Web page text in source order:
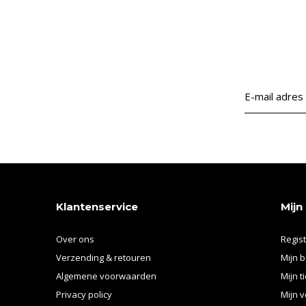
Klantenservice
Over ons
Verzending & retouren
Algemene voorwaarden
Privacy policy
Mijn
Mijn
Mijn